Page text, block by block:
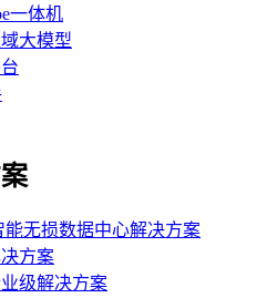
一体机
大模型
能无损数据中心解决方案
方案
级解决方案